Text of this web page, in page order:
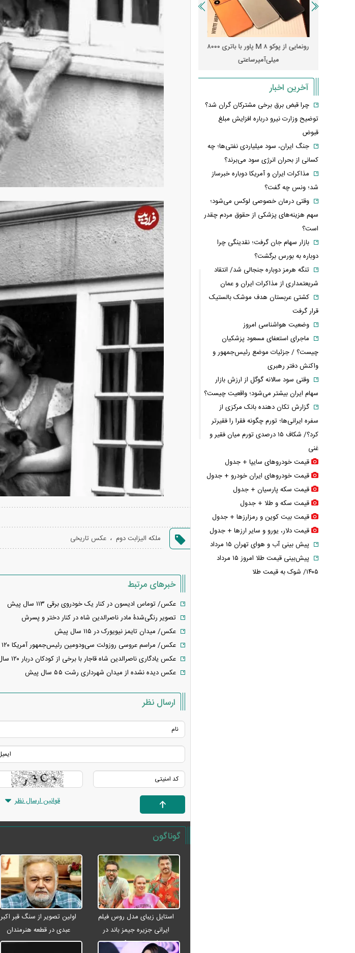
ملکه الیزابت دوم ، عکس تاریخی
خبرهای مرتبط
عکس/ توماس ادیسون در کنار یک خودروی برقی ۱۱۳ سال پیش
تصویر رنگی‌شدۀ مادر ناصرالدین شاه در کنار دختر و پسرش
عکس/ میدان تایمز نیویورک در ۱۱۵ سال پیش
عکس/ مراسم عروسی روزولت سی‌ودومین رئیس‌جمهور آمریکا ۱۲۰ سال پیش
عکس یادگاری ناصرالدین شاه قاجار با برخی از کودکان دربار ۱۲۰ سال پیش
عکس دیده نشده از میدان شهرداری رشت ۵۵ سال پیش
ارسال نظر
قوانین ارسال نظر
گوناگون
استایل زیبای مدل روس فیلم
ایرانی جزیره جیمز باند در
اصفهان + عکس
اولین تصویر از سنگ قبر اکبر
عبدی در قطعه هنرمندان
رونمایی از پوکو M ۸ پاور با باتری ۸۰۰۰
میلی‌آمپرساعتی
چین از بمب افکن H-۶N با موشک هسته‌ای
رونمایی کرد
آخرین اخبار
چرا قبض برق برخی مشترکان گران شد؟
توضیح وزارت نیرو درباره افزایش مبلغ
قبوض
جنگ ایران، سود میلیاردی نفتی‌ها؛ چه
کسانی از بحران انرژی سود می‌برند؟
مذاکرات ایران و آمریکا دوباره خبرساز
شد؛ ونس چه گفت؟
وقتی درمان خصوصی لوکس می‌شود؛
سهم هزینه‌های پزشکی از حقوق مردم چقدر
است؟
بازار سهام جان گرفت؛ نقدینگی چرا
دوباره به بورس برگشت؟
تنگه هرمز دوباره جنجالی شد/ انتقاد
شریعتمداری از مذاکرات ایران و عمان
کشتی عربستان هدف موشک بالستیک
قرار گرفت
وضعیت هواشناسی امروز
ماجرای استعفای مسعود پزشکیان
چیست؟ / جزئیات موضع رئیس‌جمهور و
واکنش دفتر رهبری
وقتی سود سالانه گوگل از ارزش بازار
سهام ایران بیشتر می‌شود؛ واقعیت چیست؟
گزارش تکان‌ دهنده بانک مرکزی از
سفره ایرانی‌ها؛ تورم چگونه فقرا را فقیرتر
کرد؟/ شکاف ۱۵ درصدی تورم میان فقیر و
غنی
قیمت خودرو‌های سایپا + جدول
قیمت خودرو‌های ایران خودرو + جدول
قیمت سکه پارسیان + جدول
قیمت سکه و طلا + جدول
قیمت بیت کوین و رمزارز‌ها + جدول
قیمت دلار، یورو و سایر ارز‌ها + جدول
پیش بینی آب و هوای تهران ۱۵ مرداد
پیش‌بینی قیمت طلا امروز ۱۵ مرداد
۱۴۰۵/ شوک به قیمت طلا